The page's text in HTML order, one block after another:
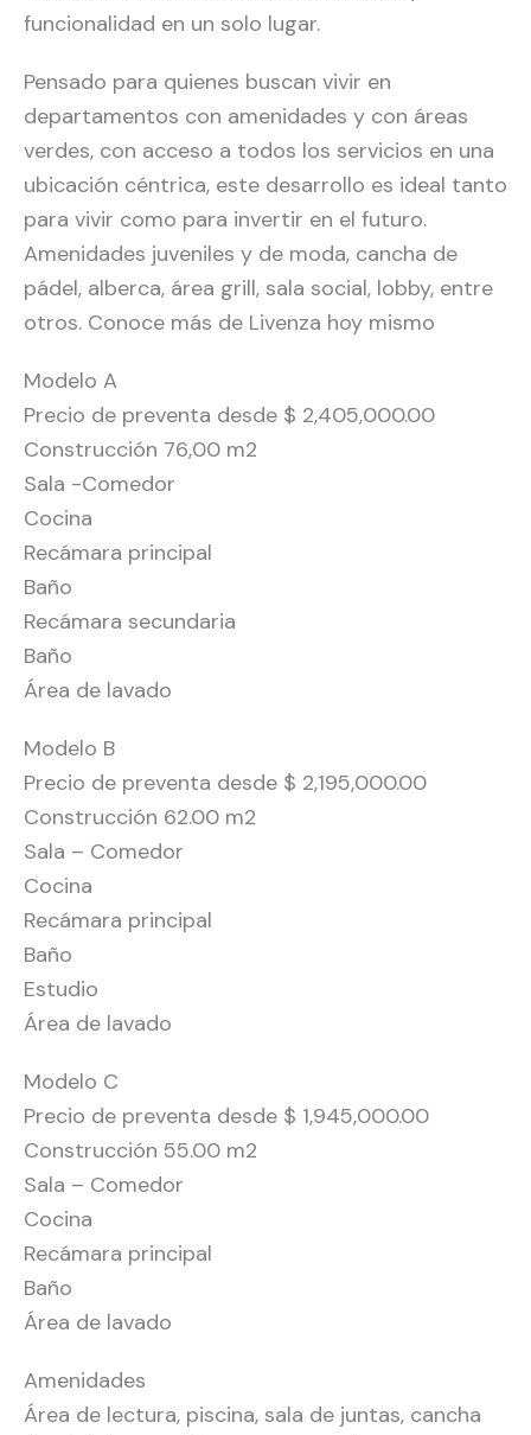
funcionalidad en un solo lugar.
Pensado para quienes buscan vivir en
departamentos con amenidades y con áreas
verdes, con acceso a todos los servicios en una
ubicación céntrica, este desarrollo es ideal tanto
para vivir como para invertir en el futuro.
Amenidades juveniles y de moda, cancha de
pádel, alberca, área grill, sala social, lobby, entre
otros. Conoce más de Livenza hoy mismo
Modelo A
Precio de preventa desde $ 2,405,000.00
Construcción 76,00 m2
Sala -Comedor
Cocina
Recámara principal
Baño
Recámara secundaria
Baño
Área de lavado
Modelo B
Precio de preventa desde $ 2,195,000.00
Construcción 62.00 m2
Sala – Comedor
Cocina
Recámara principal
Baño
Estudio
Área de lavado
Modelo C
Precio de preventa desde $ 1,945,000.00
Construcción 55.00 m2
Sala – Comedor
Cocina
Recámara principal
Baño
Área de lavado
Amenidades
Área de lectura, piscina, sala de juntas, cancha